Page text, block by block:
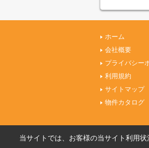
ホーム
会社概要
プライバシー
利用規約
サイトマップ
物件カタログ
当サイトでは、お客様の当サイト利用